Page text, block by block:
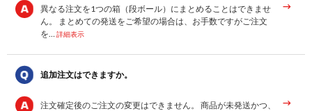
異なる注文を1つの箱（段ボール）にまとめることはできませ
ん。 まとめての発送をご希望の場合は、お手数ですがご注文
を…
詳細表示
追加注文はできますか。
注文確定後のご注文の変更はできません。 商品が未発送かつ、